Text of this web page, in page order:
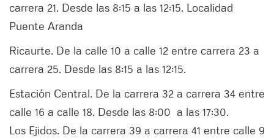
carrera 21. Desde las 8:15 a las 12:15. Localidad
Puente Aranda
Ricaurte. De la calle 10 a calle 12 entre carrera 23 a
carrera 25. Desde las 8:15 a las 12:15.
Estación Central. De la carrera 32 a carrera 34 entre
calle 16 a calle 18. Desde las 8:00 a las 17:30.
Los Ejidos. De la carrera 39 a carrera 41 entre calle 9